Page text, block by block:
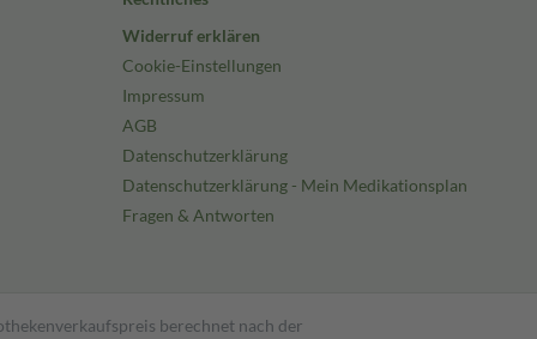
Widerruf erklären
Cookie-Einstellungen
Impressum
AGB
Datenschutzerklärung
Datenschutzerklärung - Mein Medikationsplan
Fragen & Antworten
berechnet nach der